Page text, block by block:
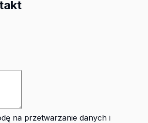
na przetwarzanie danych i